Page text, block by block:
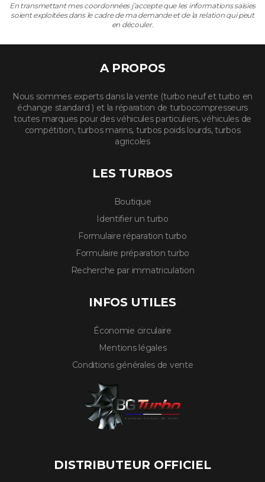
En transmettant mes coordonnées j’accepte que les informations saisies
soient exploitées dans le cadre de ma demande et de la relation qui peut
en découler.
A PROPOS
Nous sommes experts dans la vente (turbo neuf et turbo en
échange standard ) et la réparation de turbocompresseurs
toutes marques pour des véhicules particuliers, véhicules de
compétition, turbos marins, turbos poids lourds, turbos
agricoles
LES TURBOS
Boutique
Identifier un turbo
Formulaire réparation turbo
Formulaire préparation turbo
Recherche par immatriculation
INFOS UTILES
Économie circulaire
Mentions légales
Conditions générales de vente
DISTRIBUTEUR OFFICIEL